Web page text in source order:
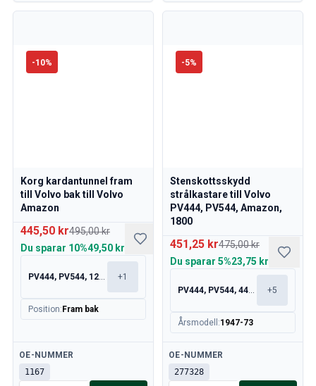
-10%
Korg kardantunnel fram
till Volvo bak till Volvo
Amazon
445,50 kr495,00 kr
Du sparar 10%49,50 kr
PV444, PV544, 120, 130 +1
Position: Fram bak
Tillgänglig
OE-NUMMER
1167
-5%
Stenskottsskydd
strålkastare till Volvo
PV444, PV544, Amazon,
1800
451,25 kr475,00 kr
Du sparar 5%23,75 kr
PV444, PV544, 445, 210 +5
Årsmodell :1947-73
Tillgänglig
OE-NUMMER
277328